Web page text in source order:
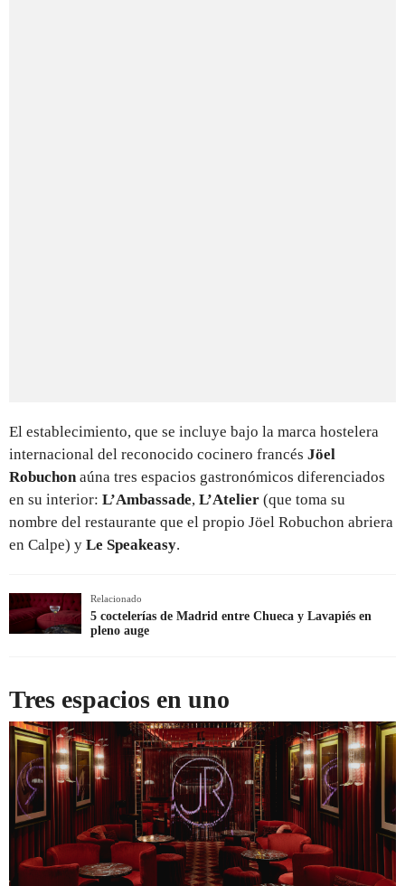
El establecimiento, que se incluye bajo la marca hostelera
internacional del reconocido cocinero francés Jöel
Robuchonaúna tres espacios gastronómicos diferenciados
en su interior: L’Ambassade, L’Atelier (que toma su
nombre del restaurante que el propio Jöel Robuchon abriera
en Calpe) y Le Speakeasy.
Relacionado
5 coctelerías de Madrid entre Chueca y Lavapiés en
pleno auge
Tres espacios en uno